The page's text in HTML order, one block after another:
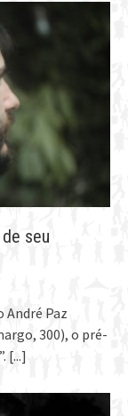
seu
André Paz
300), o pré-
[...]